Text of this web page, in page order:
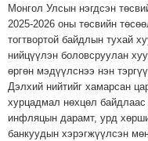
ТАЙМ"ЫН
ТОЙРОНД
ГРАНАТ
ДЭЛБЭРСЭН
ОСЛЫН
ЭРГЭН
Монгол Улсын нэгдсэн
2025-2026 оны төсвийн
тогтвортой байдлын тухай
нийцүүлэн боловсруулан
өргөн мэдүүлснээ нэн
Дэлхий нийтийг хамарсан
хурцадмал нөхцөл
инфляцын дарамт, урд
банкуудын хэрэгжүүлсэн